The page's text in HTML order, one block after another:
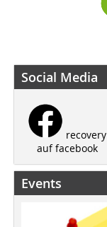
Social Media
recovery
auf facebook
Events